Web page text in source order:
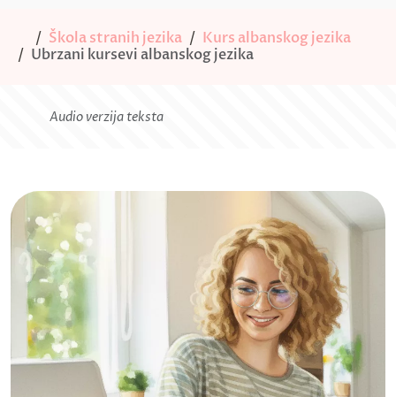
Škola stranih jezika
Kurs albanskog jezika
Ubrzani kursevi albanskog jezika
Audio verzija teksta